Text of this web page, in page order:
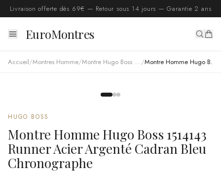
Livraison offerte dès 69€ — Retour sous 14 jours — Garantie 2 ans
EuroMontres
Accueil/Montres Homme/ Montre Hugo Boss homme / Montre Homme Hugo Boss 1514143 Runner Acier Argenté Cadran Bleu Chronographe
HUGO BOSS
Montre Homme Hugo Boss 1514143
Runner Acier Argenté Cadran Bleu
Chronographe